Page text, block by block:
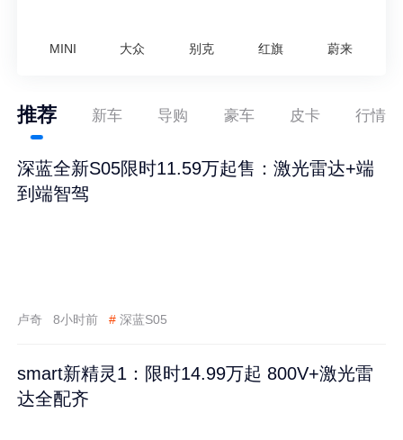
MINI 大众 别克 红旗 蔚来
推荐 新车 导购 豪车 皮卡 行情
深蓝全新S05限时11.59万起售：激光雷达+端
到端智驾
卢奇 8小时前 # 深蓝S05
smart新精灵1：限时14.99万起 800V+激光雷
达全配齐